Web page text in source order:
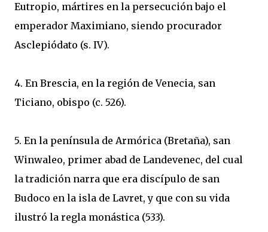
Eutropio, mártires en la persecución bajo el
emperador Maximiano, siendo procurador
Asclepiódato (s. IV).
4. En Brescia, en la región de Venecia, san
Ticiano, obispo (c. 526).
5. En la península de Armórica (Bretaña), san
Winwaleo, primer abad de Landevenec, del cual
la tradición narra que era discípulo de san
Budoco en la isla de Lavret, y que con su vida
ilustró la regla monástica (533).